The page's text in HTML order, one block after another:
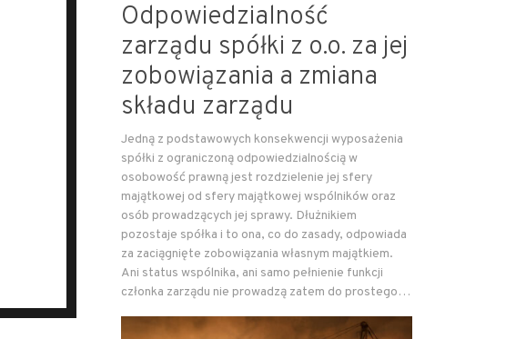
Odpowiedzialność
zarządu spółki z o.o. za jej
zobowiązania a zmiana
składu zarządu
Jedną z podstawowych konsekwencji wyposażenia
spółki z ograniczoną odpowiedzialnością w
osobowość prawną jest rozdzielenie jej sfery
majątkowej od sfery majątkowej wspólników oraz
osób prowadzących jej sprawy. Dłużnikiem
pozostaje spółka i to ona, co do zasady, odpowiada
za zaciągnięte zobowiązania własnym majątkiem.
Ani status wspólnika, ani samo pełnienie funkcji
członka zarządu nie prowadzą zatem do prostego…